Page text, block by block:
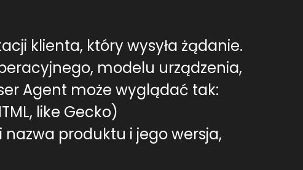
klienta, który wysyła żądanie.
modelu urządzenia,
Agent może wyglądać tak:
like Gecko)
nazwa produktu i jego wersja,